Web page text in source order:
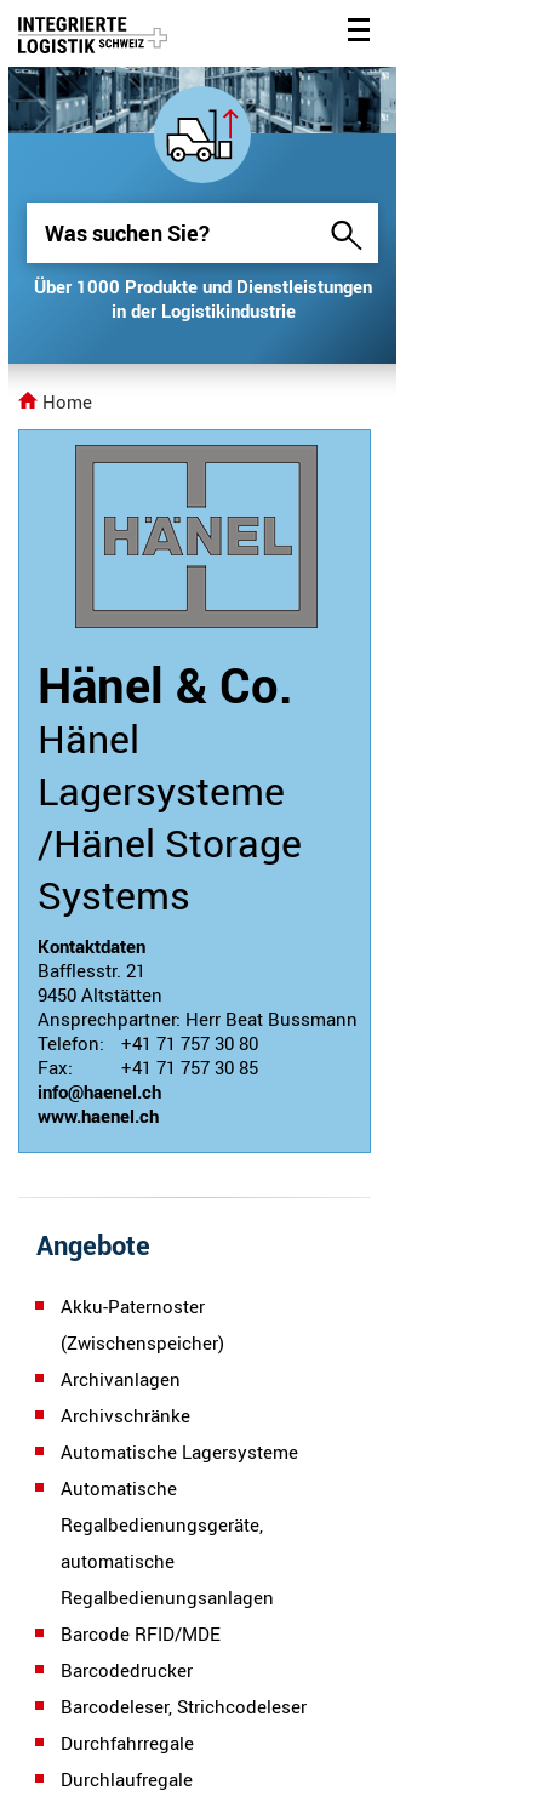
Über 1000 Produkte und Dienstleistungen
in der Logistikindustrie
Über 1000 Produkte und Dienstleistungen
in der Logistikindustrie
Home
Hänel & Co.
Hänel
Lagersysteme
/Hänel Storage
Systems
Kontaktdaten
Bafflesstr. 21
9450 Altstätten
Ansprechpartner: Herr Beat Bussmann
Telefon:
+41 71 757 30 80
Fax:
+41 71 757 30 85
info@haenel.ch
www.haenel.ch
Angebote
Akku-Paternoster
(Zwischenspeicher)
Archivanlagen
Archivschränke
Automatische Lagersysteme
Automatische
Regalbedienungsgeräte,
automatische
Regalbedienungsanlagen
Barcode RFID/MDE
Barcodedrucker
Barcodeleser, Strichcodeleser
Durchfahrregale
Durchlaufregale